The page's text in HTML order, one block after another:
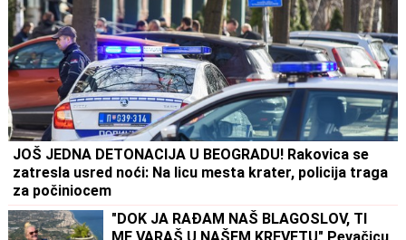
JOŠ JEDNA DETONACIJA U BEOGRADU! Rakovica se
zatresla usred noći: Na licu mesta krater, policija traga
za počiniocem
"DOK JA RAĐAM NAŠ BLAGOSLOV, TI